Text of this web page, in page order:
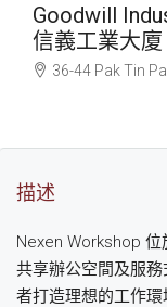
Goodwill
信義工業大廈
36-44 Pak Tin
描述
Nexen Workshop
共享辦公空間及服
者打造理想的工作